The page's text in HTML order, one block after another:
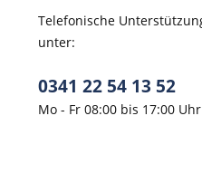
Telefonische
unter:
0341 22 54 13 52
Mo - Fr 08:00 bis 17:00 Uhr